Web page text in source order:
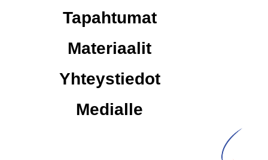
Tapahtumat
Materiaalit
Yhteystiedot
Medialle